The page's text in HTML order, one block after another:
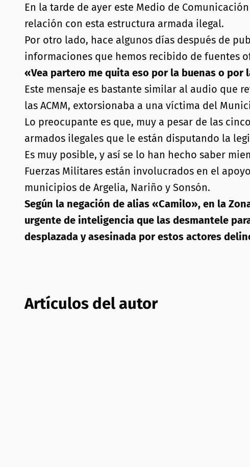
En la tarde de ayer este Medio de
relación con esta estructura armada ilegal.
Por otro lado, hace algunos días después de
informaciones que hemos recibido de fuentes
«Vea partero me quita eso por la buenas o por
Este mensaje es bastante similar al audio que
las ACMM, extorsionaba a una víctima del
Lo preocupante es que, muy a pesar de las
armados ilegales que le están disputando la
Es muy posible, y así se lo han hecho saber
Fuerzas Militares están involucrados en el
municipios de Argelia, Nariño y Sonsón.
Según la negación de alias «Camilo», en la
urgente de inteligencia que las desmantele
desplazada y asesinada por estos actores
Artículos del autor